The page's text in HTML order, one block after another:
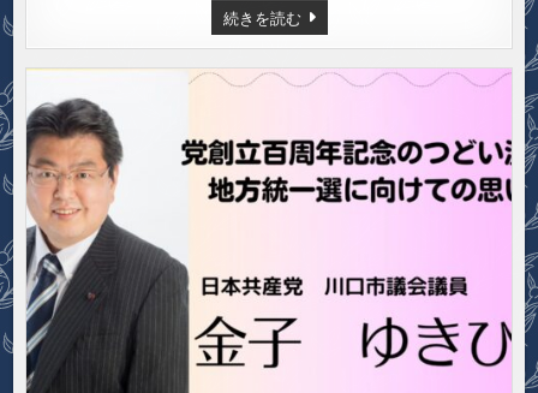
続きを読む小
池
晃
記
局
口
駅
で
の
訴